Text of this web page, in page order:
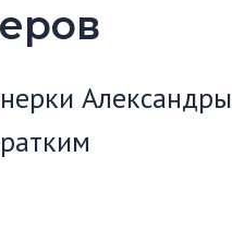
Александры